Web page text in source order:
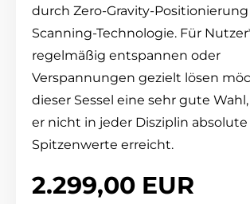
durch Zero-Gravity-
Scanning-Technologie. Für
regelmäßig entspannen oder
Verspannungen gezielt lösen
dieser Sessel eine sehr gute
er nicht in jeder Disziplin absolute
Spitzenwerte erreicht.
2.299,00 EUR